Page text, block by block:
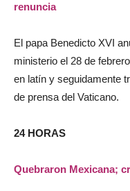
renuncia
El papa Benedicto XVI
ministerio el 28 de
en latín y seguidamente
de prensa del Vaticano.
24 HORAS
Quebraron Mexicana;